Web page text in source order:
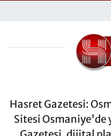
Hasret Gazetesi:
Sitesi Osmaniye'de